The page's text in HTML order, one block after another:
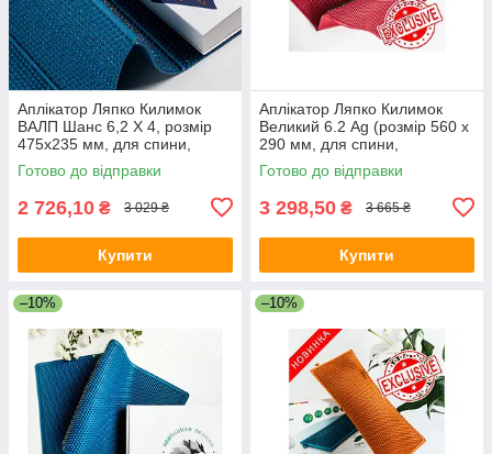
Аплікатор Ляпко Килимок
ВАЛП Шанс 6,2 Х 4, розмір
475х235 мм, для спини,
хребта, знімає біль,
ущемлення
Готово до відправки
2 726,10 ₴ 3 029 ₴
Купити
Аплікатор Ляпко Килимок
Великий 6.2 Ag (розмір 560 х
290 мм, для спини,
остеохондроз, знімає біль,
масаж)
Готово до відправки
3 298,50 ₴ 3 665 ₴
Купити
–10% –10%